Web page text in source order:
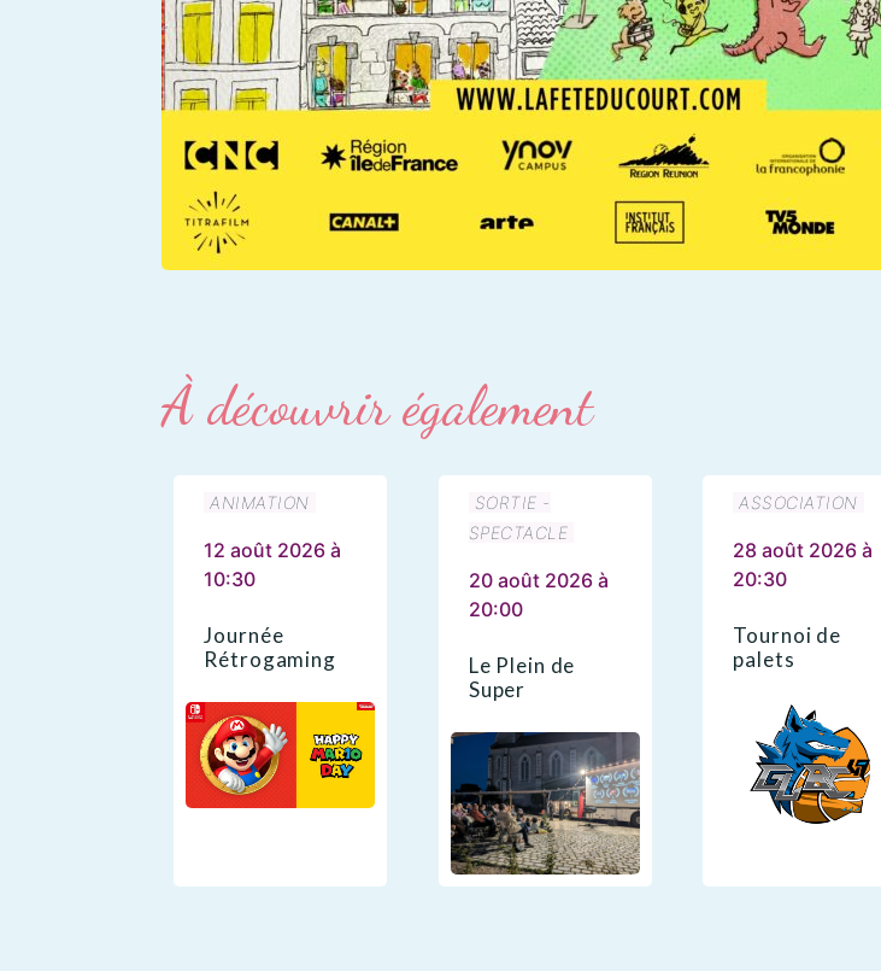
À découvrir également
ANIMATION
12 août 2026 à
10:30
Journée
Rétrogaming
SORTIE -
SPECTACLE
20 août 2026 à
20:00
Le Plein de
Super
ASSOCIATION
28 août 2026 à
20:30
Tournoi de
palets